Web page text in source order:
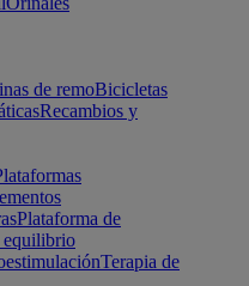
de remoBicicletas
Recambios y
Plataforma de
equilibrio
Terapia de